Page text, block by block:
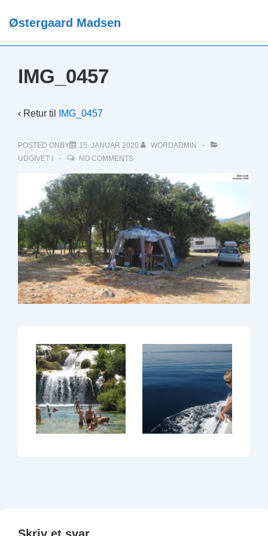
HopØstergaard Madsen
IMG_0457
‹ Retur til IMG_0457
POSTED ONBY 15. JANUAR 2020
WORDADMIN
UDGIVET I
NO COMMENTS